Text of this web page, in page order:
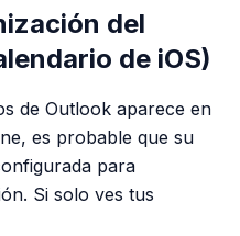
del
de iOS)
de Outlook aparece en
es probable que su
para
Si solo ves tus